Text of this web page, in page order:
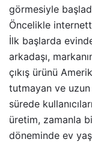
görmesiyle
Öncelikle
İlk başlarda
arkadaşı,
çıkış ürünü
tutmayan ve uzun
sürede
üretim, zamanla
döneminde ev